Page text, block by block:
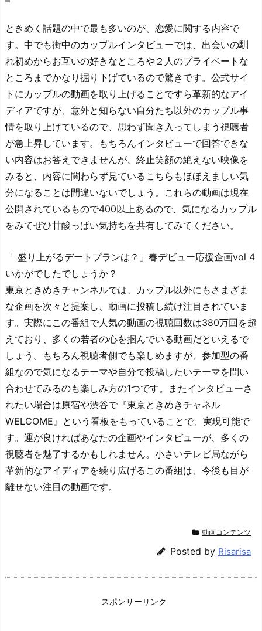
ときめく話題の中で最も多いのが、恋愛に関する内容で
す。中でも街中のカップルインタビューでは、出会いの馴
れ初めからお互いの好きなところや２人のプライベートな
ところまでかなり掘り下げているので驚きです。公式サイ
トにカップルの動画を取り上げることですら革新的なアイ
ディアですが、意外と知らない自分たち以外のカップル事
情を取り上げているので、思わず聞き入ってしまう視聴者
が急上昇しています。もちろんインタビューで回答できな
い内容はお答えできませんが、終止笑顔の絶えない映像を
みると、内容に関わらず見ているこちらもほほえましい気
分になることは間違いないでしょう。これらの動画は現在
公開されているもので400以上あるので、気になるカップル
をみてぜひ甘酸っぱい気持ちを共有してみてください。
「 盛り上がるデートプランは？」春デビュー応援企画vol 4
いかがでしたでしょうか？
東京ときめきチャンネルでは、カップル以外にもさまざま
な企画を次々と提案し、動画に投稿し続け注目されていま
す。実際にこの番組で人気の動画の視聴回数は380万回を超
えており、多くの若者の心を掴んでいる動画だといえるで
しょう。もちろん視聴者側でも楽しめますが、参加型の番
組なので気になるテーマや自分で投稿したいテーマを問い
合わせてみるのも楽しみ方の1つです。またインタビューさ
れたい場合は原宿や渋谷で『東京ときめきチャネル
WELCOME』という看板をもっていることで、実現可能で
す。運が良ければあなたの企画やインタビューが、多くの
視聴者を魅了するかもしれません。小さいテレビ局ながら
革新的なアイディアを繰り広げるこの番組は、今後も目が
離せない注目の動画です。
動画コンテンツ
Posted by Risarisa
スポンサーリンク